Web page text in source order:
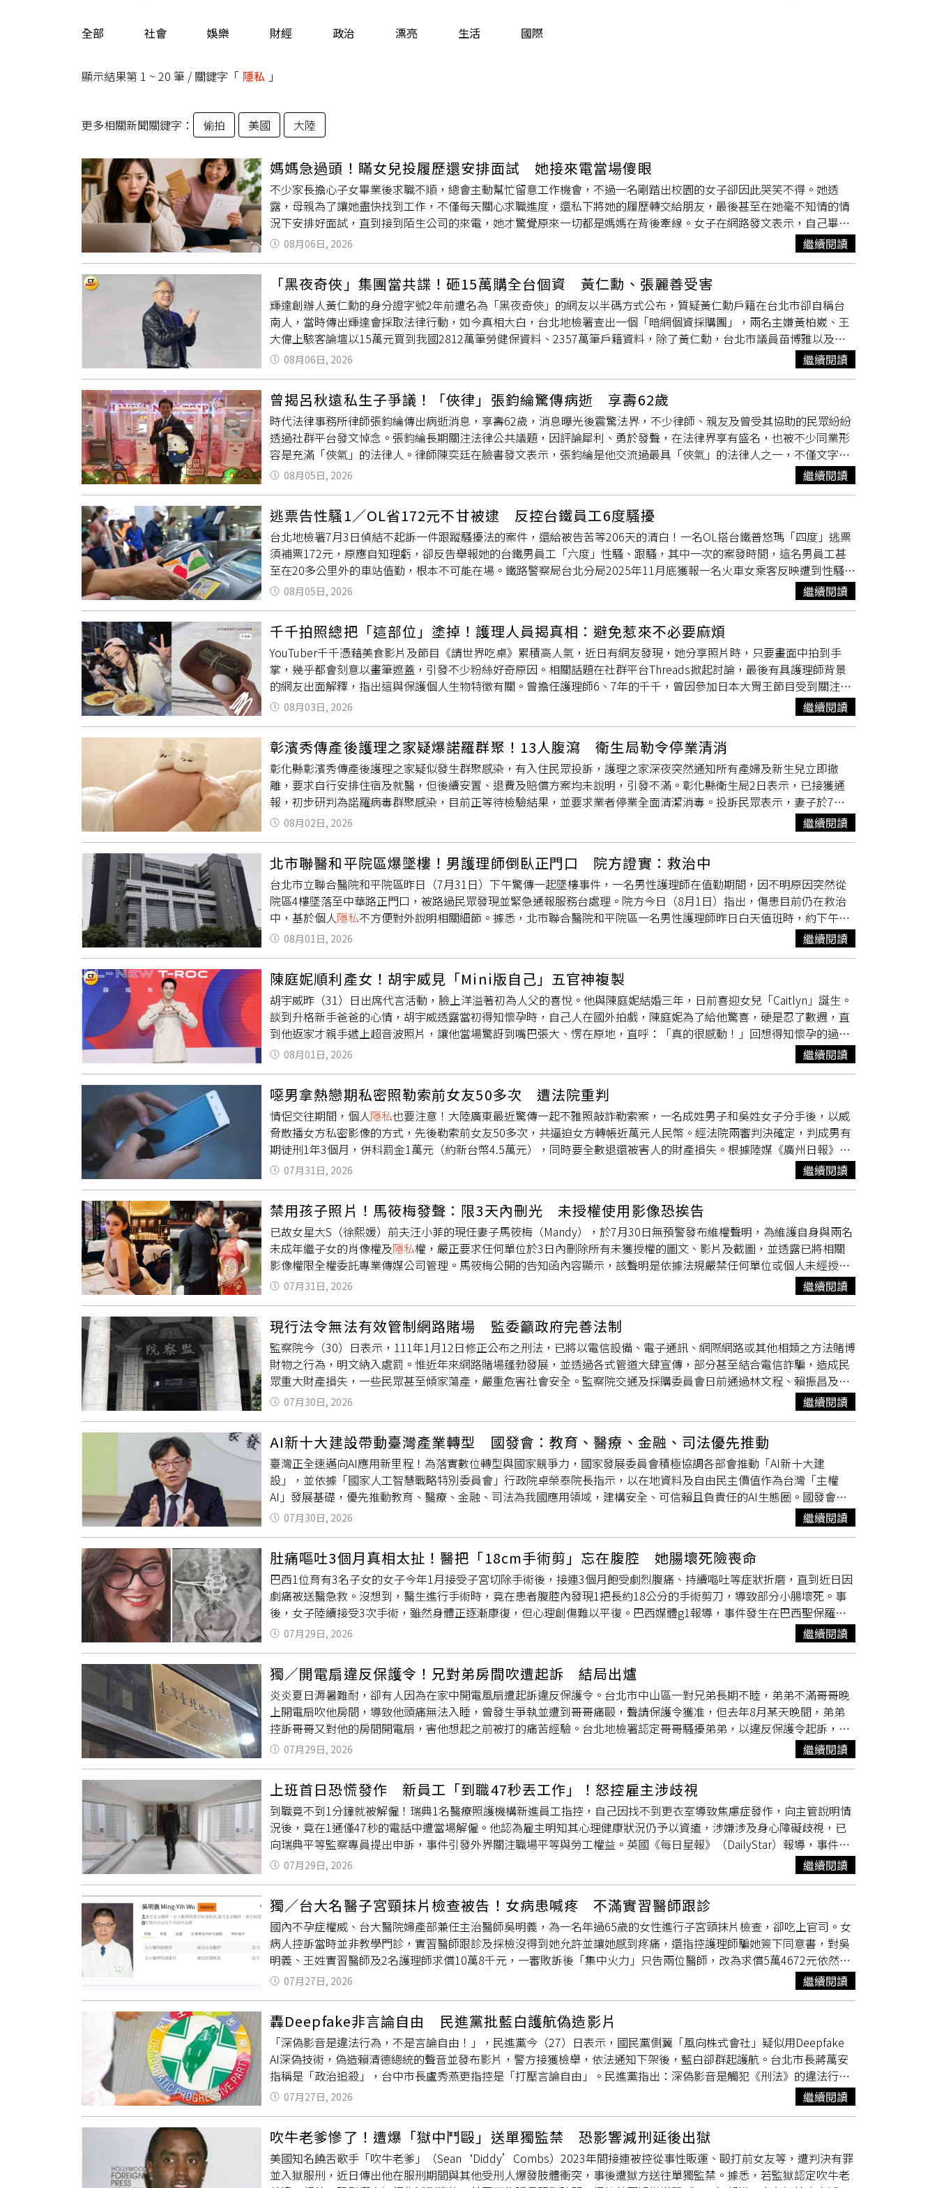
運勢
全部 社會 娛樂 財經 政治 漂亮 生活 國際
顯示結果第 1 ~ 20 筆 / 關鍵字「 隱私 」
更多相關新聞關鍵字： 偷拍 美國 大陸
媽媽急過頭！瞞女兒投履歷還安排面試 她接來電當場傻眼
不少家長擔心子女畢業後求職不順，總會主動幫忙留意工作機會，不過一名剛踏出校園的女子卻因此哭笑不得。她透
露，母親為了讓她盡快找到工作，不僅每天關心求職進度，還私下將她的履歷轉交給朋友，最後甚至在她毫不知情的情
況下安排好面試，直到接到陌生公司的來電，她才驚覺原來一切都是媽媽在背後牽線。女子在網路發文表示，自己畢業
至今僅一個多月，目前仍希望利用這段時間多方了解不同職缺，找到真正適合自己的工作，因此並未急著投入職場。然
而，在母親眼中，她似乎已經到了必須立刻就業的時候，幾乎每天都會詢問履歷投遞情況，以及是否有企業通知面試。
她形容，母親如今對任何一通電話都抱著期待，只要手機鈴聲響起，就會立刻關心是不是公司來電。有一次只是外送員
聯絡取餐，母親還誤以為終於等到面試通知，得知真相後難掩失望神情，也讓她忍不住苦笑。除了口頭關心外，母親更
積極替她蒐集求職資訊，無論是親友介紹的工作、社群平台上的徵才貼文，或是外出時看見店家張貼的徵人公告，都會
一一拍照或截圖傳給她，希望增加找到工作的機會。真正讓她措手不及的，是日前接到一通陌生公司的來電。對方表
示，希望邀請她前往面試，並提到是「王小姐」推薦的人選。由於她從未向該公司投遞履歷，第一時間還以為遇到詐騙
電話，直到對方進一步說明，她才知道這位「王小姐」就是自己的媽媽。原來，母親早已將她的履歷交給朋友，朋友再
轉介給其他人，最後順利替她爭取到面試機會，而整個過程完全沒有事先徵詢她的意見，也沒有告知她相關安排。女子
事後向母親表達自己的想法，認為履歷屬於個人資料，是否投遞應由本人決定，不應在未取得同意前提供給他人。不過
母親則認為，自己只是希望多替女兒創造機會，既然有人願意安排面試，就不希望錯過任何可能性。雖然理解母親是出
於關心，也知道對方擔心自己遲遲找不到工作，但女子坦言，自己並非沒有積極求職，而是希望在踏入職場前，能多花
一點時間摸索未來方向，而不是倉促接受任何工作。母親的熱心反而讓她背負更大的心理壓力，也讓她忍不住好奇，其
他人的父母是否也會因為孩子求職而如此焦慮。文章曝光後掀起討論，不少網友認為父母只是希望孩子能盡快站穩腳
步，因此才會積極協助；也有人指出，履歷涉及個人
及職涯規劃，即使出發點是善意，仍應尊重當事人的決定，避
免讓原本的關心成了另一種壓力。
08月06日, 2026 繼續閱讀
「黑夜奇俠」集團當共諜！砸15萬購全台個資 黃仁勳、張麗善受害
輝達創辦人黃仁勳的身分證字號2年前遭名為「黑夜奇俠」的網友以半碼方式公布，質疑黃仁勳戶籍在台北市卻自稱台
南人，當時傳出輝達會採取法律行動，如今真相大白，台北地檢署查出一個「暗網個資採購團」，兩名主嫌黃柏崴、王
大偉上駭客論壇以15萬元買到我國2812萬筆勞健保資料、2357萬筆戶籍資料，除了黃仁勳，台北市議員苗博雅以及曾
對嫌犯開單的員警都是個資外洩的受害者。檢方今年4月偵辦個資法案件，搜索約談台北市警局中正二分局南海派出所
女警曾芃扉，經追查確認，她也跟這個暗網個資犯罪集團有關，男友黃頤楷與主嫌黃柏崴是堂兄弟，因此利用這段關
係，委由曾芃扉代查車主個資，並兩度行賄現金1000元，不過曾芃扉都拒絕。暗網個資團還有第三條線，承辦檢察官李
安兒查出，雲林縣長張麗善2024年6月出訪日本的行程全部外洩中共，內鬼就是縣長秘書施亮言。暗網團主嫌黃柏崴
2023年先被對岸吸收，開始為中共刺探、收集我國政治情報，同年6月他串起施亮言這條人脈，由施亮言提供中共對台
工作情資。北檢今日偵結全案，以國安法、個資法、違背職務行賄起訴12名被告，並以主嫌黃柏崴嚴重侵蝕國家安全、
任意踐踏國人隱私 ，共求處13年以上有期徒刑，對另一名主嫌「黑夜奇俠」王大偉求刑4年以上。本案最大咖受害人黃
仁勳，在2024年6月2日個資外洩，暗網個資團主嫌王大偉以「黑夜奇俠」為名上Threads公布黃仁勳身分證字號第一個
英文字母以及後面4個號碼，其餘部分馬賽克，王大偉當時發文：「他（黃仁勳）和父親的戶籍都是在台北市，既然是A
開頭就應該不算是台南出生的吧，如果只有母親是台南人就算台南人的話，那我也算是台南人了。」檢察官揪出王大偉
與黃柏崴之後，深入了解個資來源，他們在2023年3月得知「BreachForums」等駭客論壇非法兜售台灣人的戶籍資料、
勞健保資訊，由黃柏崴花費5000顆泰達幣（時價約15萬元台幣）買檔案，包括我國2812萬勞健保資料、2018年之前共
2357萬筆戶籍資料。王大偉對黃仁勳下手，黃柏崴則對苗博雅開刀，利用臉書帳號「Cao Nima」去苗博雅臉書公布她
的出生年月日、身分證字號、地址，並恐嚇：「大家可以去這畜生家賭牠…」；還有一名陳姓員警因為對暗網個資集團
的成員開交通違規罰單，派出所值班員警接到電話，揚言要公開陳姓員警個資，還說「我是已經查到他，不然我去他家
找他好不好？」北檢發現，黃柏崴所屬集團會接單，提供徵信業者共78名受害民眾的個資，並利用堂弟黃頤楷的警察女
友曾芃扉代查車牌號碼，藉此得知車主個資。黃柏崴涉犯國安法部分，他接洽的對岸人士是中國共產黨中央委員會宣傳
部「穆」姓主任（飛機暱稱「jack jones」、微信暱稱「路上」，下稱「穆」），兩人2023年搭上線，黃柏崴為了「多
角化經營」開始從事共諜生意，吸收張麗善的秘書施亮言，並告知施亮言可以招待大陸旅遊費。檢方認為，張麗善2024
年6月29日訪日航班、住宿地點、拜會地點等行程是非公開的秘密資訊，施亮言卻在2024年6月12日傳送「0612調整
_0629-0705縣長訪日群馬縣預計行程.docx」的檔案給黃柏崴，將縣長行程轉給「穆」姓主任，「穆」姓主任答應黃柏
崴、施亮言去澳門玩的機加酒費用可全部買單，兩人也確實在2024年7月23日到26日期間前往會見「穆」姓主任。起訴
指出，黃柏崴、王大偉雖然坦承大部分犯行，但他們從2023年取得不法個資檔案後，仍持續以各種手法壯大資料庫；黃
柏崴、王大偉具有電腦資訊專長，竟利用專長犯罪，長期持續蒐集國人個資、任職資料及聯絡方式，檔案內容包含2300
萬全體國民的個資，主嫌與境外敵對勢力往來頻繁，境外敵對勢力可藉此掌控所有國人的個資，嚴重侵蝕國家安全，黃
柏崴更勾結徵信社、交流並販售個資，完全無視法律，任意踐踏國人 隱私，犯行與單一個資非法蒐集或利用有天壤之
別，對我國國民之個資保護侵害甚深。檢察官批評黃柏崴與王大偉多次利用不法個資，在網路上公開被害人身分證字
號、住址、一親等個人資料，或恣意利用上開檔案挑釁公權力，在社會上已造成民眾惶恐不安，導致民眾深怕自己住家
遭曝露或遭有心人士跟蹤，犯行對公共秩序及社會安全影響甚鉅，若非遭偵辦聲請羈押獲准，黃柏崴、王大偉顯然會反
覆實施犯罪，守法意識薄弱、惡性重大。北檢對黃柏崴違反個資法求刑5年以上、行賄女警曾芃扉求刑3年，從事共諜外
洩張麗善行程求刑5年以上；對王大偉則求處4年以上有期徒刑。
08月06日, 2026 繼續閱讀
曾揭呂秋遠私生子爭議！「俠律」張鈞綸驚傳病逝 享壽62歲
時代法律事務所律師張鈞綸傳出病逝消息，享壽62歲，消息曝光後震驚法界，不少律師、親友及曾受其協助的民眾紛紛
透過社群平台發文悼念。張鈞綸長期關注法律公共議題，因評論犀利、勇於發聲，在法律界享有盛名，也被不少同業形
容是充滿「俠氣」的法律人。律師陳奕廷在臉書發文表示，張鈞綸是他交流過最具「俠氣」的法律人之一，不僅文字充
滿洞察力，待人處事也十分真誠。他回憶，去年辦理國民法官案件時，曾與張鈞綸在法庭旁聽席交流辯護經驗，之後也
邀請對方分享對國民法官制度的觀察，未料再次得知消息已是對方離世，感嘆「一路好走」。另有親友發文表示，張鈞
「Farewell, my dear brethren」表達最後道別。一名曾接受張鈞綸協助打贏官司的民眾也透露，張鈞綸去年健康狀況已
不如以往，如今驟然離世令人相當不捨。目前家屬尚未公布確切死因，外界普遍推測為因病辭世。張鈞綸去年曾因公開
評論律師呂秋遠私生子事件，引發社會廣泛討論。他指出，依據公開判決資料，孩子生母為呂秋遠事務所的學習律師，
呂秋遠是在女方提起強制認領訴訟後，才完成認領程序，因此質疑對方事後仍以受害者自居，相關言論當時引起高度關
注。此外，張鈞綸也表示，呂秋遠與學習律師交往一事在律師圈早已廣為人知，並引用2023年修正、2024年施行的《性
別平等教育法》，指出指導律師與學習律師間涉及權勢不對等關係，相關專業倫理值得社會討論。他強調，相關內容均
可從公開判決資料查證，並未揭露不應公開的個人 隱私，即使因此面臨法律訴訟，也願意接受司法檢驗。除了執業律師
身分外，張鈞綸擁有國立台灣大學機械工程研究所及東吳大學法律研究所雙碩士學位，自2005年起擔任國立中央大學經
濟學系兼任講師，長年講授法律與經濟相關課程，並專長於民事、刑事訴訟及商務法律事務。張鈞綸辭世消息傳出後，
不少法律界人士紛紛表達哀悼，感念他多年來投入法律實務、教學及公共議題討論的貢獻，也緬懷他敢言直率、關懷公
共事務的精神。
08月05日, 2026 繼續閱讀
逃票告性騷1／OL省172元不甘被逮 反控台鐵員工6度騷擾
台北地檢署7月3日偵結不起訴一件跟蹤騷擾法的案件，還給被告苦等206天的清白！一名OL搭台鐵普悠瑪「四度」逃票
須補票172元，原應自知理虧，卻反告舉報她的台鐵男員工「六度」性騷、跟騷，其中一次的案發時間，這名男員工甚
至在20多公里外的車站值勤，根本不可能在場。鐵路警察局台北分局2025年11月底獲報一名火車女乘客反映遭到性騷
擾，時間橫跨半年，第一次是同年（下同）5月12日、第二次5月15日、第三次5月16日、第四次9月9日、第五次9月15
日、第六次11月20日，都在早上8點多她抵達台北車站這段通勤時間。台鐵員工黃先生舉報逃票，反遭違規女乘客告性
騷擾。（圖／方萬民攝）警方在去年12月9日約談涉案的台鐵員工黃先生，他否認騷擾但記得那名提告的二十多歲女性
上班族多次持悠遊卡搭普悠瑪列車，未依規定購買實體車票。黃先生告訴檢警，他從七堵站下班習慣搭普悠瑪回台北，
出站前只要看到有乘客掏出悠遊卡而不是普悠瑪車票，他馬上可斷定這是逃票，會請「票口師傅」（即站務員）攔截處
理；他原本就常常舉報逃票行為，並非只針對提告女子。對於女乘客提告的前四次騷擾，黃先生已想不起來是否因為他
舉發逃票遭報復。女乘客告黃先生第四次騷擾的時間：2025年5月16日上午8點多，黃先生甚至人在七堵站上班，有差勤
紀錄可證明。從去年5月12日到9月15日這段時間的監視影像，在女乘客報案時已無存檔，警方也調不到畫面還原過程。
但黃先生對於去年9月15日那次印象深刻，當天他又見到那名女乘客搭普悠瑪，提醒站務員「這個女生她有逃票」，不
過女乘客那一趟其實有買實體車票，因此抗議，黃先生不想爭執下去，回答：「沒關係，我有密錄器，我會交給鐵路警
察」。女乘客控訴的第六次「騷擾」，實則她搭普悠瑪又沒買票，疑似因為見到黃先生而心虛，出站後主動去補票窗口
補繳現金，雙方並無互動或交談，監視器還拍下黃先生先出站走前面，女乘客反而走在後面。黃先生調取台鐵資料，發
現那名女乘客在2025年5月12日、5月15日、9月9日和11月20日的交易紀錄業務項目都註明「無原票（加收）」，加收
區段是南港到台北，交易方式為現金。普悠瑪女乘客告台鐵員工跟騷罪不起訴，實情是她不甘逃票被逮須補票172元。
（圖／示意圖、報系資料照）依據台鐵規定，搭乘普悠瑪、太魯閣、3000型自強號的對號車種，禁用悠遊卡、TPASS等
電子票證，若補票應加收50％票價；該名女乘客在去年6月23日台鐵漲價前的兩次逃票須各補35元，漲價後兩次逃票須
各補51元，四次逃票合計172元。女乘客4度逃票卻反告黃先生涉犯《跟蹤騷擾防制法》第18條第1項：「實行跟蹤騷擾
行為者，處一年以下有期徒刑、拘役或科或併科新臺幣十萬元以下罰金。」以及《性騷擾防治法》第25條第1項：「意
圖性騷擾，乘人不及抗拒而為親吻、擁抱或觸摸其臀部、胸部或其他身體隱私處之行為者，處二年以下有期徒刑」。檢
察官審視本案事證，女乘客控訴的前五次騷擾都沒有監視畫面；所謂第四次「騷擾」，黃先生有不在場證明，第五次
「騷擾」，黃先生的密錄器畫面可證明並未性騷或跟騷，第六次「騷擾」有監視器拍下黃先生未跟蹤女乘客，也沒有任
何肢體碰觸。。檢方指出，黃先生碰都沒碰到女乘客，也沒有尾隨或意圖使人恐懼的行為，本案對被告不利的積極證據
並不充足，不能只憑告訴人單方面指訴就認定有罪，因此不起訴處分。本刊透過管道想了解逃票女乘客對於提告性騷不
起訴有何看法，但截稿前尚無回應。
08月05日, 2026 繼續閱讀
千千拍照總把「這部位」塗掉！護理人員揭真相：避免惹來不必要麻煩
YouTuber千千憑藉美食影片及節目《請世界吃桌》累積高人氣，近日有網友發現，她分享照片時，只要畫面中拍到手
掌，幾乎都會刻意以畫筆遮蓋，引發不少粉絲好奇原因。相關話題在社群平台Threads掀起討論，最後有具護理師背景
的網友出面解釋，指出這與保護個人生物特徵有關。曾擔任護理師6、7年的千千，曾因參加日本大胃王節目受到關注，
之後轉型成為YouTuber，近來又因主持節目《請世界吃桌》再度受到不少觀眾喜愛。千千日前前往屏東旭海旅遊，並在
Instagram限時動態分享當地排灣族特色美食「吉拿富」。不過，有眼尖網友發現，她雖然分享美食照片，卻刻意用畫
筆遮住意外入鏡的手掌，因此發文詢問，「如果有發到露出手掌都會塗掉是為什麼嗎？已經注意到好幾次了，但問不到
本人只好問脆。」貼文曝光後，引來不少網友討論。其中一名具有醫護背景的網友留言表示，「醫護背景出身的人，通
常對『掌紋、指紋、瞳孔、身上可辨識的胎記、痣等』都會特別謹慎，並注意避免過度曝光，以免引來不必要的麻
煩。」相關說法曝光後，不少網友留言表示，「掌紋是獨特的生物特徵」、「掌紋！感覺也是很隱私的跟八字一樣」、
「不想被AI讀取」、「千千的姑姑說不可以隨便給別人看掌紋」、「這樣很好，把它擋住。我看過人家研究偶像掌紋，
有點可怕」、「跟指紋瞳孔一樣概念啊，大家都要懂得保護自己」。此外，也有部分網友提出其他看法，笑稱可能是避
免被人分析手相，「不要別人亂看她手相嗎？之前有個網紅因為這樣生氣過」、「怕別人看她手相吧，之前有人截阿滴
英文的影片來分析他的手相」。
08月03日, 2026 繼續閱讀
彰濱秀傳產後護理之家疑爆諾羅群聚！13人腹瀉 衛生局勒令停業清消
彰化縣彰濱秀傳產後護理之家疑似發生群聚感染，有入住民眾投訴，護理之家深夜突然通知所有產婦及新生兒立即撤
離，要求自行安排住宿及就醫，但後續安置、退費及賠償方案均未說明，引發不滿。彰化縣衛生局2日表示，已接獲通
報，初步研判為諾羅病毒群聚感染，目前正等待檢驗結果，並要求業者停業全面清潔消毒。投訴民眾表示，妻子於7月
17日生產後入住彰濱秀傳產後護理之家，原預計入住3週，每日費用8400元，總計17萬6400元，且入住第2天即已全額
繳清。不料7月31日深夜突然接獲通知，要求所有產婦與嬰兒立即撤離，需自行尋找安置地點及醫療資源，院方也未交
代退費及相關權益，引發家屬質疑。對此，彰濱秀傳產後護理之家透過社群平台表示，基於「比起等待風險發生，我們
選擇提前守護」的原則，主動採取預防措施，並已向彰化縣衛生局通報。院方指出，為保障入住民眾及員工
對外說明個案就醫情形。彰化縣衛生局指出，7月31日接獲產後護理之家通報腹瀉群聚事件，經疫調共有13人出現症
狀，其中包括11名員工及2名產婦，初步研判為諾羅病毒感染，但仍須待檢驗結果確認。衛生局已要求該產後護理之家
暫停營運，並完成全面清消，以降低疫情擴散風險，保障產婦與新生兒安全，全案仍持續調查中。
08月02日, 2026 繼續閱讀
北市聯醫和平院區爆墜樓！男護理師倒臥正門口 院方證實：救治中
台北市立聯合醫院和平院區昨日（7月31日）下午驚傳一起墜樓事件，一名男性護理師在值勤期間，因不明原因突然從
院區4樓墜落至中華路正門口，被路過民眾發現並緊急通報服務台處理。院方今日（8月1日）指出，傷患目前仍在救治
中，基於個人隱私不方便對外說明相關細節。據悉，北市聯合醫院和平院區一名男性護理師昨日白天值班時，約下午3
時因不明原因從醫院4樓墜落至中華路正門口，正好有路過的騎士發現，立即通報服務台。醫療團隊第一時間將該名男
護理師送往急診搶救，目前正全力進行救治與後續照顧。而院方今日下午發布「有關和平院區墜樓意外事件說明」聲
方將全力提供必要的醫療資源，並協助家屬及相關同仁提供心理輔導與支持。不過為維護個人
願，有關墜樓發生的具體原因與傷勢細節，院方目前不便對外說明。◎勇敢求救並非弱者，您的痛苦有人願意傾聽，請
撥打1995◎如果您覺得痛苦、似乎沒有出路，您並不孤單，請撥打1925
08月01日, 2026 繼續閱讀
陳庭妮順利產女！胡宇威見「Mini版自己」五官神複製
胡宇威昨（31）日出席代言活動，臉上洋溢著初為人父的喜悅。他與陳庭妮結婚三年，日前喜迎女兒「Caitlyn」誕生。
談到升格新手爸爸的心情，胡宇威透露當初得知懷孕時，自己人在國外拍戲，陳庭妮為了給他驚喜，硬是忍了數週，直
到他返家才親手遞上超音波照片，讓他當場驚訝到嘴巴張大、愣在原地，直呼：「真的很感動！」回想得知懷孕的過
程，胡宇威笑說，陳庭妮非常厲害，在國外期間連視訊都沒有露餡，等他回家當面遞手機看超音波照片，這過程令他印
象深刻。胡宇威也提到，陳庭妮懷孕期間身形維持得極好，「除了家人和經紀人，完全沒人猜出來，胖十公斤幾乎都胖
當天胡宇威全程陪同，他也親手為女兒剪下臍帶，感嘆這一刻非常有儀式感，「聽到女兒第一聲哭聲，才真正覺得自己
要當爸爸了。」胡宇威分享成為新手爸爸的喜悅。（圖／侯世駿攝）談到愛女像誰？胡宇威洋溢幸福微笑表示，大家看
了都覺得女兒比較像他，五官和鼻子簡直復刻，他笑說：「是Mini我。」他也透露女兒的英文名字「Caitlyn」的由來，
這個名字他從十六、七歲時就想好了，當時就決定如果是女兒一定要取這個名字，覺得聽起來很美，若未來有兒子，名
字其實也想好了，但他賣關子先不透露。目前陳庭妮與寶寶正安心在月子中心休養，胡宇威笑稱目前還在很好睡的階
段。被問到未來是否會公開寶寶照片？他表示，夫妻倆目前還沒討論到這塊，想先給孩子一個安全的環境，並尊重寶寶
的 隱私。其實胡宇威七月初才剛開刀治療長達近20年的左手舊傷，「剛好找到適合的醫生，不然韌帶越來越鬆，以後抱
Baby或運動都不行。」被醫生下令四個月後復健狀況良好才能抱寶寶，他笑認自己已破戒，畢竟是「女兒傻瓜」，實在
忍不了。外界也相當關心兩人的婚禮進度，胡宇威透露，兩人其實早已在台灣、美國都完成結婚登記，也承諾「婚禮是
一定會辦的」。
08月01日, 2026 繼續閱讀
噁男拿熱戀期私密照勒索前女友50多次 遭法院重判
情侶交往期間，個人隱私也要注意！大陸廣東最近驚傳一起不雅照敲詐勒索案，一名成姓男子和吳姓女子分手後，以威
脅散播女方私密影像的方式，先後勒索前女友50多次，共逼迫女方轉帳近萬元人民幣。經法院兩審判決確定，判成男有
期徒刑1年3個月，併科罰金1萬元（約新台幣4.5萬元），同時要全數退還被害人的財產損失。根據陸媒《廣州日報》報
導，肇慶人民法院近日審結一起勒索案件，被告成性男子與原告吳姓女子曾是情侶關係，戀愛期間成男拍攝並保存吳女
大量私密影像。兩人分手後，成男以私密影像向吳女勒索50多次，不法獲取9766.5元（約新台幣44000元）。肇慶人民
法院一審審理後，認定成男行為已構成敲詐勒索罪，依法判處有期徒刑1年3個月，併科罰金1萬元（約新台幣4.5萬
元），同時責令其必須全數退賠受害人所遭受的財產損失。但被告不服判決並提起上訴，近日經二審法院審理後，認為
一審判決事實清楚、適用法律正確且量刑適當，因此駁回上訴並維持原判。目前該起案件的判決已正式生效，成男必須
入監服刑並承擔相應法律責任。對此，警方特別呼籲，無論在何種關係下，切勿隨意拍攝、保存或持有他人的私密影
像，以免觸犯法律。此類未經同意拍攝或保存私密照的行為，往往成為日後犯罪的工具，嚴重侵害他人隱私權。◎根據
刑法第235條規定，散布、播送或販賣猥褻之文字、圖畫、聲音、影像或其他物品，或公然陳列，或以他法供人觀覽、
聽聞者，處2年以下有期徒刑、拘役或可併科三萬元以下罰金。意圖散布、播送、販賣而製造、持有前項文字、圖畫、
聲音、影像及其附著物或其他物品者，亦同。提醒大家勿加入跪求、私給等行列，以免觸法。
07月31日, 2026 繼續閱讀
禁用孩子照片！馬筱梅發聲：限3天內刪光 未授權使用影像恐挨告
已故女星大S（徐熙媛）前夫汪小菲的現任妻子馬筱梅（Mandy），於7月30日無預警發布維權聲明，為維護自身與兩名
未成年繼子女的肖像權及隱私權，嚴正要求任何單位於3日內刪除所有未獲授權的圖文、影片及截圖，並透露已將相關
影像權限全權委託專業傳媒公司管理。馬筱梅公開的告知函內容顯示，該聲明是依據法規嚴禁任何單位或個人未經授權
製作、剪輯、合成或公開傳播她本人與大S兩名未成年子女的影像資料。所有未經授權者必須在公告發布後3日內，徹底
刪除所有相關影片、圖文、截圖及雲端備份，並永久停止商業使用、轉載與剪輯引流行為，違者將依法追究相應法律責
網路傳播、商務合作與授權許可。未來凡未取得該公司書面授權而私自使用相關素材者均構成侵權，藉此建立嚴格的授
權審查機制，防止肖像權遭不當利用或作為炒作流量的工具。馬筱梅自2024年嫁給汪小菲並於今年順利產下一子後，其
家庭生活動態始終備受外界關注。日前馬筱梅才在直播中正面反擊酸民，明確否認介入汪小菲前段婚姻，並強調此次發
布律師聲明，純粹是出於保護家人隱私與未成年人的身心健康，避免孩子的影像被有心人士曲解或進行低俗炒作，期望
給予孩子安全的成長環境。此外，針對外界近期瘋傳她因繼子女教育規劃與汪小菲感情生變，甚至遭下達「禁言令」等
傳聞，馬筱梅先前也已明確澄清，孩子的教育事宜皆由汪小菲與張蘭決定，駁斥外界不實揣測。馬筱梅發布律師函，禁
止任何單位未經授權使用她與兩名未成年繼子女的照片或影片。（圖／翻攝自馬筱梅微博）
07月31日, 2026 繼續閱讀
現行法令無法有效管制網路賭場 監委籲政府完善法制
監察院今（30）日表示，111年1月12日修正公布之刑法，已將以電信設備、電子通訊、網際網路或其他相類之方法賭博
財物之行為，明文納入處罰。惟近年來網路賭場蓬勃發展，並透過各式管道大肆宣傳，部分甚至結合電信詐騙，造成民
眾重大財產損失，一些民眾甚至傾家蕩產，嚴重危害社會安全。監察院交通及採購委員會日前通過林文程、賴振昌及張
菊芳3位監察委員提出之調查報告，除函請數位發展部檢討改進外，調查意見亦送請行政院研處見復。調查報告指出，
遊戲軟體分級管理辦法(下稱遊戲分級辦法)第6條第6款所定之「使用虛擬遊戲幣進行遊戲，且遊戲結果會直接影響虛擬
遊戲幣增減之棋弈類、牌類及益智娛樂類遊戲軟體」與網路賭博之核心要素具有高度相似性，因此，由數發部主管的線
上遊戲軟體與網路賭博之間，實僅一線之隔。加以數發部對於遊戲軟體之行政管制鬆散，由於遊戲非特許產業，線上遊
戲非採事前審查後上市之機制，爰遊戲不會預先通過審查後上市。現行遊戲分級辦法所採之分級管理制度，係要求發行
或代理遊戲軟體之人應於遊戲軟體上市前，自主依該辦法標示分級資訊。調查報告續指，而實際上使用該等遊戲軟體之
用戶端，是否確實具備各該遊戲軟體級別所對應之年齡要件，由於實務上基於「個資最小化原則」與保護消費者隱私考
量，遊戲軟體之會員註冊並未採行實名認證制，爰尚無從確實進行檢核把關。調查報告表示，至於業者若未正確標示遊
戲級別，或未依該辦法規定標示相關警語，雖有罰則規範，數發部卻均以成立自律委員會抽查、輔導改正之方式處理，
未動用罰則。倘線上遊戲涉及賭博行為，現行法制面迄未明定主管機關之行政管制或裁罰措施，致數發部將查禁網路賭
博之責任全面推向警察機關，核有法制欠備情形，顯不利遏止遊戲軟體變相成為網路賭博平臺之歪風，允應積極研謀改
善。調查報告並指出，政府近年來於政策上支持遊戲產業持續發展，於相關產業鏈中也附帶造就一批從事以遊戲幣與法
定貨幣間兌換為業之遊戲幣業者(俗稱幣商)，網路博弈業者或成立幣商或結合幣商以規避從事賭博之事實，惟既有法令
對於此等業者之規範付之闕如，長久以來甚至連主管機關都沒有。然而，此一未納管現象不僅形成遊戲軟體業者得藉以
規避賭博刑責之法外空間，更已成為不肖之徒從事洗錢之管道行政院允應通盤研議並儘速擇定妥適之主管機關。林文
程、賴振昌及張菊芳3位監委調查亦發現，針對目前充斥於電視、各大網路平臺或社群媒體之博弈類線上遊戲廣告，相
關權責機關畫地自限或互相推諉，致許多網路賭博業者可堂而皇之公然於電視或網路媒體大肆宣傳，不僅使未成年人暴
露於輕易即可接觸賭博平臺之網路環境，亦有誤導社會大眾錯認透過該類線上遊戲進行賭博屬合法範疇之虞，亟待政府
跨部會協調與規劃，針對該等廣告施以必要且合理之規範。此外，調查報告也提及，我國目前尚乏針對特定賭博網站之
及時阻斷機制，是否有必要參採他國之類似運作機制，以有效降低非法賭博網站之危害性，誠值行政院所屬相關各部會
共同審慎研析，辨明利弊。
07月30日, 2026 繼續閱讀
AI新十大建設帶動臺灣產業轉型 國發會：教育、醫療、金融、司法優先推動
臺灣正全速邁向AI應用新里程！為落實數位轉型與國家競爭力，國家發展委員會積極協調各部會推動「AI新十大建
設」，並依據「國家人工智慧戰略特別委員會」行政院卓榮泰院長指示，以在地資料及自由民主價值作為台灣「主權
AI」發展基礎，優先推動教育、醫療、金融、司法為我國應用領域，建構安全、可信賴且負責任的AI生態圈。國發會主
委葉俊顯指出，AI可望成為帶動臺灣產業轉型與經濟發展的新成長引擎。第二季階段性推動成果聚焦教育、醫療及司法
領域，具體展現AI在提升適性學習成效、強化智慧健康照護，以及兼顧司法安全與效率上的階段性應用成果，讓科技發
展更貼近民眾生活。國發會表示，在教育領域，教育部推動「AI人才方舟計畫」，以「打造中小學AI智慧教育新生態」
為核心目標，培育具國際競爭力的未來人才。其中，教育部數位學習資源「因材網」引入生成式AI技術，可分析學生學
習情形、診斷較薄弱的知識節點，並搭配AI學習夥伴「e度」，透過對話式引導、即時回饋及個別化陪伴，協助學生釐清
觀念及加強練習。根據113年教育部統計，相較於未使用「因材網」的學生，使用超過4小時並搭配「e度」學習的學
生，國語文測驗通過率由45%提升至62%、英語文由35%提升至58%、數學則由37%提升至58%，通過率大幅提升。國
發會指出，在醫療及健康照護領域，為落實賴清德總統「健康臺灣」理念，政府積極推動AI技術導入醫療與照護體系，
因應高齡化及照護需求增加等挑戰，發展智慧照顧、健康監測、遠距醫療及AI輔助臨床判讀等應用，以科技提升醫療服
務效率與照護品質，打造更安全、便利的生活環境。透過「大南方AI智慧健康展」，政府集結超過100家產官學研單
位，展示逾120項AI智慧健康應用，包括運用AI去識別化技術，在兼顧個人隱私
過AI動作分析與肌電感測，提供個人化復能訓練及跌倒風險預測；以及整合智慧床墊、智慧推車與AIoT感測設備，自動
蒐集生理資訊，提供離床警示及遠距健康監測，展現我國智慧健康產業從技術研發、場域驗證到服務落地的多元成果。
國發會續指，司法案件高度牽涉個人隱私與國家安全，必須建立屬於臺灣、符合民主法治價值的AI系統，因此法務部正
式啟動全臺首創的「法務專屬大型語言模型計畫」， 以「三年三階段」的穩健落地策略，預計進行規模化部署，形成完
整的法務AI生態系。未來將透過建構AI運算、資料湖管理及法務專屬模型推論服務，並優先導入檢察、觀護、行政執行
及政府採購等實務場域，縮短每年超過1600萬件刑事、觀護及行政執行案件等文書及查找作業時間，以提高案件處理效
能。教育、醫療及司法與民眾權益及日常生活密切相關，國發會表示，將持續串聯各部會、地方政府及產業資源，依據
不同領域需求擴大AI應用與示範場域，促進創新技術落地及成果擴散，並讓AI轉化為民眾「用得到、用得起、用得安
心」的智慧服務，共同打造全民智慧生活圈。
07月30日, 2026 繼續閱讀
肚痛嘔吐3個月真相太扯！醫把「18cm手術剪」忘在腹腔 她腸壞死險喪命
巴西1位育有3名子女的女子今年1月接受子宮切除手術後，接連3個月飽受劇烈腹痛、持續嘔吐等症狀折磨，直到近日因
劇痛被送醫急救。沒想到，醫生進行手術時，竟在患者腹腔內發現1把長約18公分的手術剪刀，導致部分小腸壞死。事
後，女子陸續接受3次手術，雖然身體正逐漸康復，但心理創傷難以平復。巴西媒體g1報導，事件發生在巴西聖保羅州
布拉干薩保利斯塔（Bragança Paulista）。當事人艾瑞卡（Erica CristinaBannai Von Hoonholtz）於今年1月在聖卡薩仁
慈醫院接受子宮切除手術，未料醫療團隊竟將1把手術剪刀遺留在她體內，長達3個月都未被發現。艾瑞卡表示，手術後
身體狀況持續惡化，不僅腹部劇痛難耐，還反覆嘔吐，甚至感覺「好像有東西要從身體裡鑽出來」。今年4月11日，她
因疼痛難忍被送往急診，醫師安排緊急手術，才在腹腔內找到這把長18公分的手術剪刀，同時發現部分小腸因長時間受
損已經壞死。艾瑞卡透露，自己至今共接受4次手術，包括最初的子宮切除、取出剪刀、修補疝氣及引流腸道膿瘍，以
及治療肝膿瘍。她坦言，如今才真正意識到自己當時距離死亡只有一步之遙，目前雖然正逐漸康復，但心理創傷仍難以
平復，也擔心未來仍需再次接受手術。當事人提到，院方在確認剪刀遺留體內後，已承認醫療疏失，並負擔相關治療費
用。由於她因此失去健康保險及1份原本已確定錄取的工作，院方也持續提供醫療協助，她的3名子女則獲安排接受心理
諮商。此外，艾瑞卡指控涉事外科醫師在手術前後，多次遊說她自費接受腹部拉皮整形手術，費用約8500巴西雷亞爾
（約新台幣5.4萬元）。更誇張的是，艾瑞卡今年7月再次住院時，赫見該名醫師仍持續替病患看診，令她感到相當震驚
與不安。目前艾瑞卡已正式向警方報案，全案除民事程序外，也已朝刑事方向展開調查。警方正釐清是否涉及醫療過失
致傷等刑事責任。涉事醫院表示，基於病患隱私及個資保護規定，不便對個案發表評論，但強調將配合主管機關調查。
截至目前，涉事醫師尚未對外回應相關指控。
07月29日, 2026 繼續閱讀
獨／開電扇違反保護令！兄對弟房間吹遭起訴 結局出爐
炎炎夏日溽暑難耐，卻有人因為在家中開電風扇遭起訴違反保護令。台北市中山區一對兄弟長期不睦，弟弟不滿哥哥晚
上開電扇吹他房間，導致他頭痛無法入睡，曾發生爭執並遭到哥哥痛毆，聲請保護令獲准，但去年8月某天晚間，弟弟
控訴哥哥又對他的房間開電扇，害他想起之前被打的痛苦經驗。台北地檢署認定哥哥騷擾弟弟，以違反保護令起訴，不
過台北地院比對兄弟兩人的說法，弟弟說電扇朝著他房間窗戶吹，哥哥卻說電扇只吹走道，事發時電扇究竟吹什麼方向
並無其他證據可佐證；弟弟聲稱哥哥「用電扇攻擊過我」意圖複製相同情境，但法官調閱前案判決，哥哥徒手勒弟弟的
脖子、踹弟弟的下體，並未將電扇當成武器，因此不採信「電扇攻擊」這項指控，並認定哥哥沒有使弟弟噩夢重現的意
圖，判決無罪。這對兄弟檔姓邱，邱兄2022年1月22日夜間10點打開工業電扇，吹向邱弟房間的窗戶，邱弟睡不著走出
來調整電扇方向，被邱兄狂歐一頓，斷了兩顆門牙，臉頰、下巴、脖子、手腕、腹股溝都受傷，邱兄犯家暴傷害罪遭判
5個月定讞。邱弟2023年8月聲請保護令獲准，法院禁止哥哥騷擾他或侵害身心，邱兄不甘示弱，也向法院聲請保護令，
理由是弟弟在房間開冷氣將廢氣排到走廊上，造成室內變熱、空氣不佳，而且弟弟曾經鎖死窗戶、又裝攝影機拍哥哥的
房門，法院2023年10月裁准，弟弟抗告成功的原因卻很微妙，因為他承認後來不再跟哥哥同住，只會偶爾回去自己房
間，法官認為兄弟平日不會互動往來的話，弟弟就沒有受害的風險。開電扇違反保護令事件則發生在2025年8月15日，
依據氣象署資料，當天最高溫約35度、最低溫仍有28度，到了晚上10點多，兄弟倆又因為電風扇擺放位置意見不合，但
兩人對於事發經過的描述成了羅生門。邱弟聲稱，他房間沒有對外窗，只有一扇與走道相鄰的通風窗，哥哥緊靠這扇窗
擺電扇，害他被吹到頭痛根本睡不著，他控訴哥哥利用開電扇的方式騷擾，故意「複製我被攻擊當天的情境」，因為哥
哥曾經用電扇攻擊過他，導致他現在看到電扇都會害怕，邱兄喊冤，弟弟整天朝走道排放熱氣，他把電風扇擺在自己房
間門口朝走道吹，目的是為了排熱。北院審酌，在哥哥痛扁弟弟那件案子中，沒有以電風扇攻擊的行為，弟弟看到電扇
會怕這個說法不足採信，至於電扇擺哪邊、吹走道還是弟弟房間的窗戶，因為兄弟各說各話，也沒有其他事證可以確
認。承審法官特別指出，本案時值夏日，家戶常用電扇通風、散熱，被告供稱為了排熱開電扇，跟日常生活經驗一致，
很難說他的動機是侵害、騷擾告訴人。邱弟還有主張，哥哥在客廳放密錄器偷拍他在家中的活動，檢方也起訴這部分，
邱兄辯稱，因為和弟弟有很多官司，為了自保才放密錄器，並非為了侵犯弟弟的
分局搜索扣押影像中，並無邱弟的畫面，因此弟弟指控哥哥以密錄器偷拍也不成罪。
07月29日, 2026 繼續閱讀
上班首日恐慌發作 新員工「到職47秒丟工作」！怒控雇主涉歧視
到職竟不到1分鐘就被解僱！瑞典1名醫療照護機構新進員工指控，自己因找不到更衣室導致焦慮症發作，向主管說明情
況後，竟在1通僅47秒的電話中遭當場解僱。他認為雇主明知其心理健康狀況仍予以資遣，涉嫌涉及身心障礙歧視，已
向瑞典平等監察專員提出申訴，事件引發外界關注職場平等與勞工權益。英國《每日星報》（DailyStar）報導，事件發
生於7月23日，地點為瑞典斯德哥爾摩郡1家與長者照護相關的醫療服務機構。該名員工表示，自己在面試時已主動告知
主管患有心理健康問題，在陌生環境容易感到高度壓力，偶爾需要幾分鐘平復情緒；當時主管回應「完全沒問題」，讓
助也未獲回應。隨著上班時間逼近，他因焦慮情緒加劇，導致恐慌症發作，只好暫時到樓梯間冷靜，並傳訊息向主管說
明情況，同時為可能延誤上班致歉。然而，主管隨即回撥電話，在1通僅47秒的通話中告知，公司無法聘用沒辦法確保
準時出勤的員工，決定當場終止聘僱。員工表示，自己曾懇求主管再給5分鐘調整情緒後立即投入工作，但遭到拒絕，
事後也未收到任何正式書面解僱通知。事件曝光後，該名員工已向瑞典平等監察專員（DO）提出申訴，主張自己因健康
狀況遭受不公平對待，並認為此舉可能涉及身心障礙歧視，要求主管機關介入調查。為保護當事人
，目前員工姓
07月29日, 2026 繼續閱讀
獨／台大名醫子宮頸抹片檢查被告！女病患喊疼 不滿實習醫師跟診
國內不孕症權威、台大醫院婦產部兼任主治醫師吳明義，為一名年過65歲的女性進行子宮頸抹片檢查，卻吃上官司。女
病人控訴當時並非教學門診，實習醫師跟診及採檢沒得到她允許並讓她感到疼痛，還指控護理師騙她簽下同意書，對吳
明義、王姓實習醫師及2名護理師求償10萬8千元，一審敗訴後「集中火力」只告兩位醫師，改為求償5萬4672元依然吞
敗，法院提醒這名女子，台大醫院是醫學中心及教學醫院，診間外面有「教學診」的告示，而且同意書是她看過才簽
的，台大沒有違反告知義務或醫療常規。原告林姓婦人指稱，她去台大做老人健康檢查，進入吳明義診間報到時，沒人
跟她說實習醫師在場，實習醫師採檢抹片找不到子宮頸位置，後來換手給吳明義，總共挖了2次，這段過程讓她痛到哀
嚎，之後隱隱作痛好幾天，她認為實習醫師「亂挖取私密處」嚴重侵犯
求償醫療費7200元、就醫交通費2萬800元、精神賠償金8萬元總共10萬8000元。台大表示，民眾第一次就診時會提供同
意書，上面有註明主治醫師負有診間及臨床教學的義務，醫療團隊包括實習醫師與醫學生在內，林姓女子已簽同意書，
而且診間外有張貼公告：『本診為「教學診」，看診時需有學生在場進行教學』。至於子宮頸抹片採檢不適，台大解
釋，當時由吳明義指導監督王姓實習醫師以棉棒採取檢體，由於林姓婦人已屆更年期且停經，陰道較為乾燥，採檢過程
可能比較容易不舒服，但吳明義擔心子宮頸抹片如果採集不到細胞，婦人再來一次重新受檢只會徒增困擾，因此會再三
確認細胞採檢有無不足，並非操作不當。台北地院簡易庭判決台大勝訴免賠，林姓婦人提起上訴，主張診間外的電子公
告明確標示「普通門診」，她認為既然不叫「教學門診」，應該由主治醫師而非實習醫師檢查，實習醫師也不可以出現
在診間。台大對此回應，婦產部分為婦科、產科、生殖內分泌科，為了因應病患不同症狀以掛號看診，分別設有普通門
診、專科門診及特別門診，所以普通門診是相對於專科門診、特別門診，但並非相對於教學門診，換句話說，普通門診
07月27日, 2026 繼續閱讀
轟Deepfake非言論自由 民進黨批藍白護航偽造影片
「深偽影音是違法行為，不是言論自由！」，民進黨今（27）日表示，國民黨側翼「風向株式會社」疑似用Deepfake
AI深偽技術，偽造賴清德總統的聲音並發布影片，警方接獲檢舉，依法通知下架後，藍白卻群起護航。台北市長蔣萬安
指稱是「政治追殺」，台中市長盧秀燕更指控是「打壓言論自由」。民進黨指出：深偽影音是觸犯《刑法》的違法行
為，「任何人」的聲音都不該被盜用！未經當事人同意，利用AI偽造他人聲音、影像，製作足以混淆真實性的影音內
容，觸犯《刑法》第210條、216條、220條偽造文書等罪。最高法院也早已認定：「聲紋」屬於個人資料，不是任何人
時，民眾黨前主席柯文哲曾遭人冒名、變造錄音，民眾黨當時第一時間嚴正澄清、譴責假訊息，並迅速報案。後來偵辦
發現源頭來自境外。民進黨續指，2025年國民黨主席選舉期間，也曾有人利用AI惡意變造郝龍斌與柳采葳的影像，柳采
葳立即報案提告，趙少康更公開譴責「已經構成國安問題」。民進黨表示，「我們就問：當自己人被Deepfake時，藍白
07月27日, 2026 繼續閱讀
吹牛老爹慘了！遭爆「獄中鬥毆」送單獨監禁 恐影響減刑延後出獄
美國知名饒舌歌手「吹牛老爹」（Sean‘Diddy’Combs）2023年間接連被控從事性販運、毆打前女友等，遭判決有罪
並入獄服刑，近日傳出他在服刑期間與其他受刑人爆發肢體衝突，事後遭獄方送往單獨監禁。據悉，若監獄認定吹牛老